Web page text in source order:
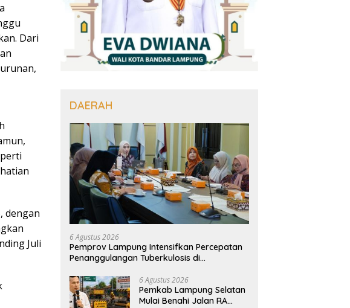
Dari
dengan
Juli
DAERAH
6 Agustus 2026
Pemprov Lampung Intensifkan Percepatan
Penanggulangan Tuberkulosis di
6 Agustus 2026
Pemkab Lampung Selatan
Mulai Benahi Jalan RA